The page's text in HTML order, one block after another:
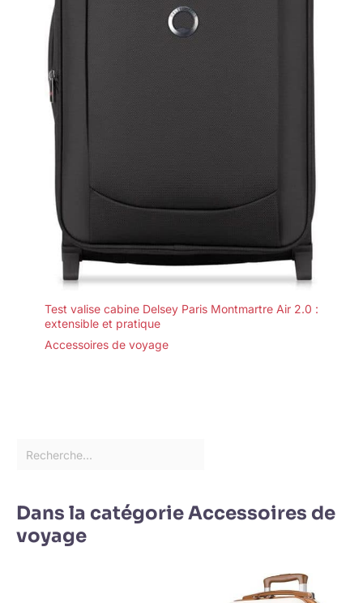
Test valise cabine Delsey Paris Montmartre Air 2.0 :
extensible et pratique
Accessoires de voyage
Dans la catégorie Accessoires de
voyage